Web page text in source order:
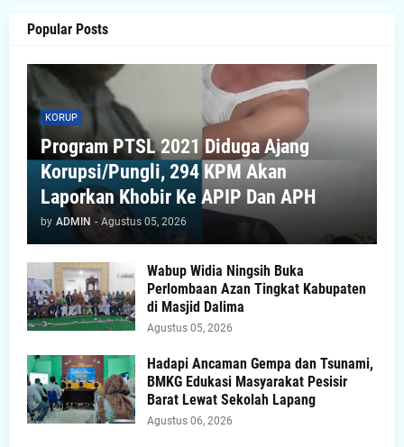
Popular Posts
KORUP
Program PTSL 2021 Diduga Ajang
Korupsi/Pungli, 294 KPM Akan
Laporkan Khobir Ke APIP Dan APH
by ADMIN - Agustus 05, 2026
Wabup Widia Ningsih Buka
Perlombaan Azan Tingkat Kabupaten
di Masjid Dalima
Agustus 05, 2026
Hadapi Ancaman Gempa dan Tsunami,
BMKG Edukasi Masyarakat Pesisir
Barat Lewat Sekolah Lapang
Agustus 06, 2026